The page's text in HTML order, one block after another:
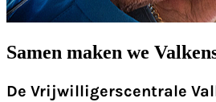
Samen maken we
De Vrijwilligerscentrale